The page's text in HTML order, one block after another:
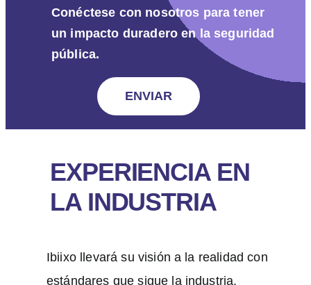
Conéctese con nosotros para tener
un impacto duradero en la seguridad
pública.
ENVIAR
EXPERIENCIA EN
LA INDUSTRIA
Ibiixo llevará su visión a la realidad con
estándares que sigue la industria.